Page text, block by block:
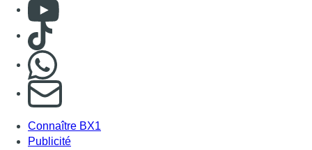
Consulter Youtube
Consulter TikTok
S'abonner à notre newsletter
Connaître BX1
Publicité